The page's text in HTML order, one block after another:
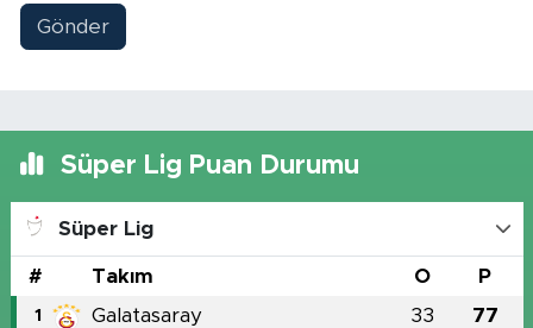
Gönder
Süper Lig Puan Durumu
Süper Lig
# Takım O P
1 Galatasaray 33 77